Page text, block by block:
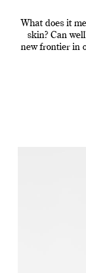
What does it
skin? Can
new frontier in